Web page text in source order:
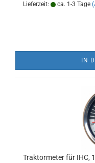
Lieferzeit:
ca. 1-3 Tage
IN
Traktormeter für IHC,